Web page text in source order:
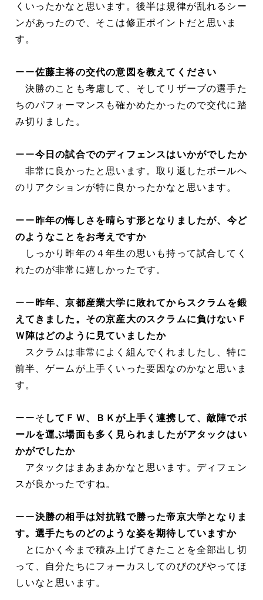
くいったかなと思います。後半は規律が乱れるシー
ンがあったので、そこは修正ポイントだと思いま
す。
ーー佐藤主将の交代の意図を教えてください
決勝のことも考慮して、そしてリザーブの選手た
ちのパフォーマンスも確かめたかったので交代に踏
み切りました。
ーー今日の試合でのディフェンスはいかがでしたか
非常に良かったと思います。取り返したボールへ
のリアクションが特に良かったかなと思います。
ーー昨年の悔しさを晴らす形となりましたが、今ど
のようなことをお考えですか
しっかり昨年の４年生の思いも持って試合してく
れたのが非常に嬉しかったです。
ーー昨年、京都産業大学に敗れてからスクラムを鍛
えてきました。その京産大のスクラムに負けないＦ
Ｗ陣はどのように見ていましたか
スクラムは非常によく組んでくれましたし、特に
前半、ゲームが上手くいった要因なのかなと思いま
す。
ーーそ してＦＷ、ＢＫが上手く連携して、敵陣でボ
ールを運ぶ場面も多く見られましたがアタックはい
かがでしたか
アタックはまあまあかなと思います。ディフェン
スが良かったですね。
ーー決勝の相手は対抗戦で勝った帝京大学となりま
す。選手たちのどのような姿を期待していますか
とにかく今まで積み上げてきたことを全部出し切
って、自分たちにフォーカスしてのびのびやってほ
しいなと思います。